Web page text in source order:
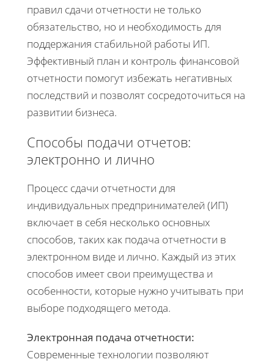
правил сдачи отчетности не только
обязательство, но и необходимость для
поддержания стабильной работы ИП.
Эффективный план и контроль финансовой
отчетности помогут избежать негативных
последствий и позволят сосредоточиться на
развитии бизнеса.
Способы подачи отчетов:
электронно и лично
Процесс сдачи отчетности для
индивидуальных предпринимателей (ИП)
включает в себя несколько основных
способов, таких как подача отчетности в
электронном виде и лично. Каждый из этих
способов имеет свои преимущества и
особенности, которые нужно учитывать при
выборе подходящего метода.
Электронная подача отчетности:
Современные технологии позволяют